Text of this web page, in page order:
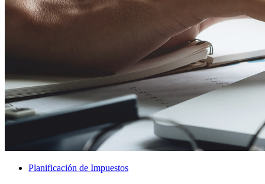
Planificación de Impuestos